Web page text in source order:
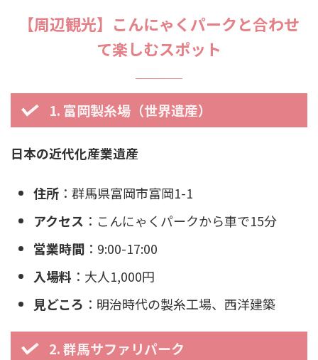
【周辺観光】こんにゃくパークと合わせ
て楽しむスポット
1. 富岡製糸場（世界遺産）
日本の近代化産業遺産
住所 ：群馬県富岡市富岡1-1
アクセス ：こんにゃくパークから車で15分
営業時間 ：9:00-17:00
入場料 ：大人1,000円
見どころ ：明治時代の製糸工場、西洋建築
2. 群馬サファリパーク